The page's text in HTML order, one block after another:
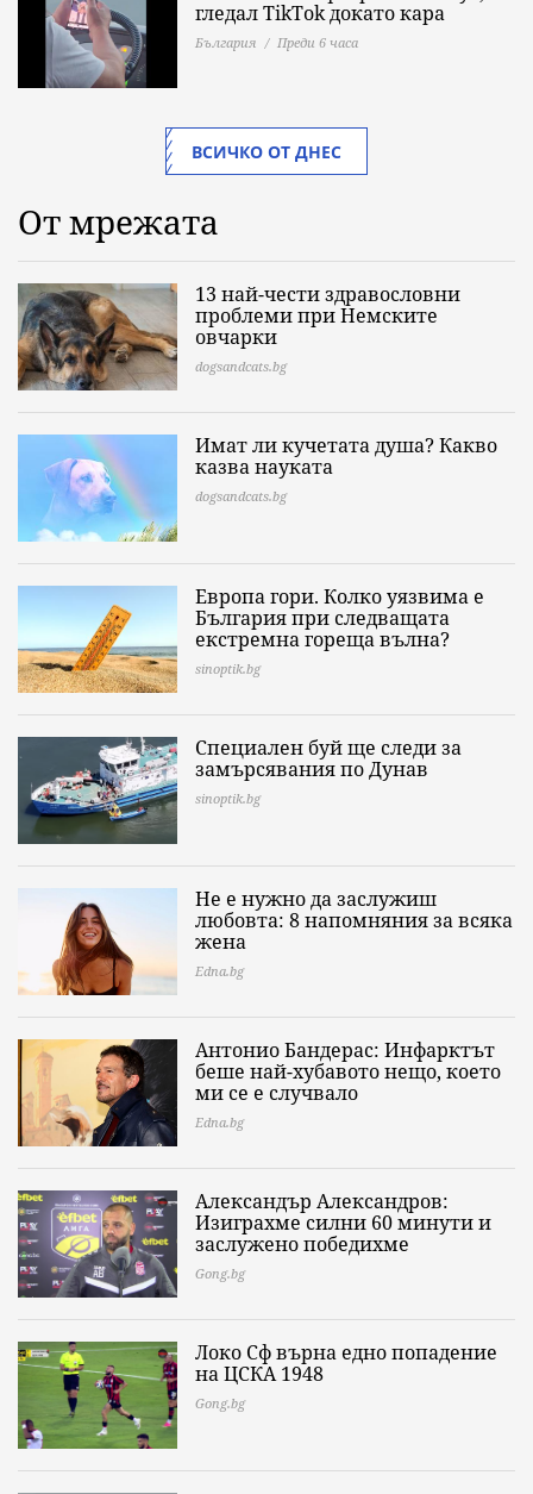
гледал TikTok докато кара
България Преди 6 часа
ВСИЧКО ОТ ДНЕС
От мрежата
13 най-чести здравословни
проблеми при Немските
овчарки
dogsandcats.bg
Имат ли кучетата душа? Какво
казва науката
dogsandcats.bg
Европа гори. Колко уязвима е
България при следващата
екстремна гореща вълна?
sinoptik.bg
Специален буй ще следи за
замърсявания по Дунав
sinoptik.bg
Не е нужно да заслужиш
любовта: 8 напомняния за всяка
жена
Edna.bg
Антонио Бандерас: Инфарктът
беше най-хубавото нещо, което
ми се е случвало
Edna.bg
Александър Александров:
Изиграхме силни 60 минути и
заслужено победихме
Gong.bg
Локо Сф върна едно попадение
на ЦСКА 1948
Gong.bg